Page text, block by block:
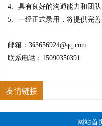
4、具有良好的沟通能力和团
5、一经正式录用，将提供完善
邮箱：363656924@qq.com
联系电话：15090350391
友情链接
网站首